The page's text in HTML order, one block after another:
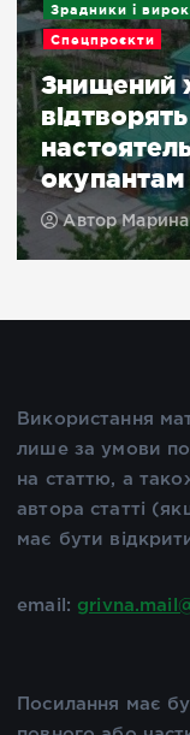
Зрадники і
Спецпроєкти
Знищений
окупантам
Автор
Використання
лише за умови
на статтю, а
автора статті
має бути
email:
Посилання має